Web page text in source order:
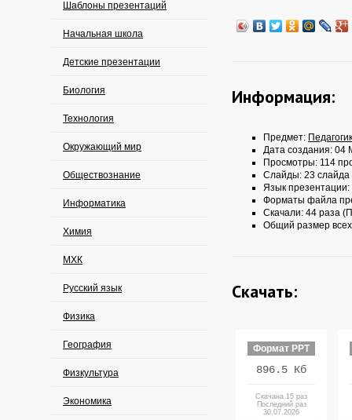
Шаблоны презентаций
Начальная школа
Детские презентации
Биология
Технология
Окружающий мир
Обществознание
Информатика
Химия
МХК
Русский язык
Физика
География
Физкультура
Экономика
Информация:
Предмет:
Дата создания: 04
Просмотры: 114
Слайды: 23 слайда
Язык презентации:
Форматы файла
Скачали: 44 раза
Общий размер
Скачать:
Формат PPT
896.5 Кб
Скачана 15 раз
Последний раз
30.07.2026